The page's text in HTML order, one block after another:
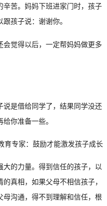
苦。妈妈下班进家门时，孩子
孩子说：谢谢你。
觉得以后，一定帮妈妈做更多
是借给同学了，结果同学没还
你准备一些。
的力量。得到信任的孩子，以
真相，如果父母不相信孩子，
沟通，得不到理解和信任，根